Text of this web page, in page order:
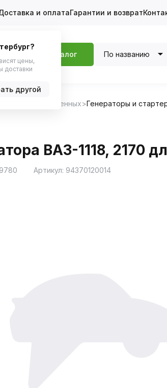
и оплатаГарантии и возврат
Каталог По названию
для отечественных Генераторы и
ВАЗ-1118, 2170
Артикул: 94370120014
цены,
доставки
другой